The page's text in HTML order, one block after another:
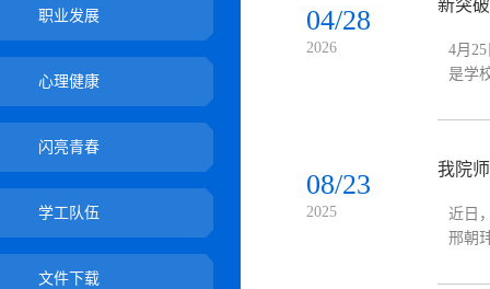
职业发展
心理健康
闪亮青春
学工队伍
文件下载
04/28
2026
新突
4月
是学
08/23
2025
我院
近日
邢朝